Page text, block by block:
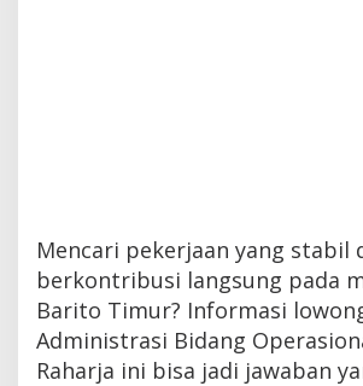
Mencari pekerjaan yang stabil
berkontribusi langsung pada
Barito Timur? Informasi
Administrasi Bidang
Raharja ini bisa jadi jawaban